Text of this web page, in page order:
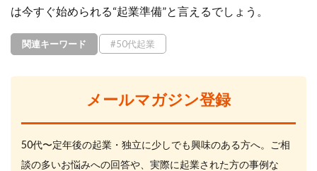
は今すぐ始められる“起業準備”と言えるでしょう。
関連キーワード #50代起業
メールマガジン登録
50代〜定年後の起業・独立に少しでも興味のある方へ。ご相
談の多いお悩みへの回答や、実際に起業された方の事例な